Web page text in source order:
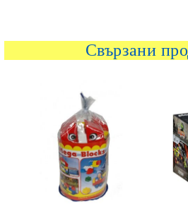
Свързани